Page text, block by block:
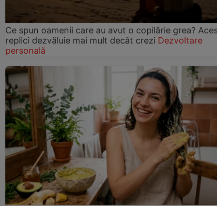
Ce spun oamenii care au avut o copilărie grea?
replici dezvăluie mai mult decât crezi Dezvoltare
personală